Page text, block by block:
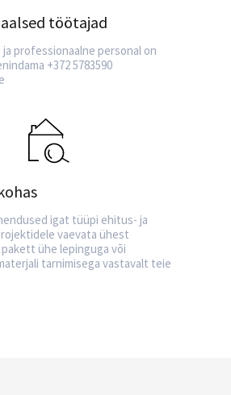
töötajad
ja professionaalne personal on
+372 5783590
igat tüüpi ehitus- ja
vaevata ühest
ühe lepinguga või
tarnimisega vastavalt teie